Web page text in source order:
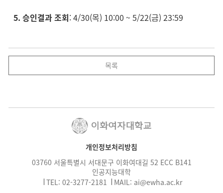
5. 승인결과 조회: 4/30(목) 10:00 ~ 5/22(금) 23:59
목록
개인정보처리방침
03760 서울특별시 서대문구 이화여대길 52 ECC B141
인공지능대학
TEL: 02-3277-2181
MAIL: ai@ewha.ac.kr